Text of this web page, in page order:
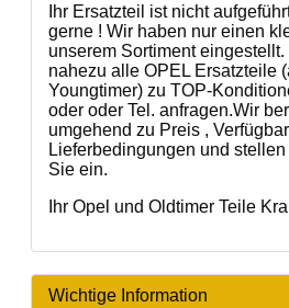
Ihr Ersatzteil ist nicht
gerne ! Wir haben nur einen
unserem Sortiment
nahezu alle OPEL Ersatzteile
Youngtimer) zu TOP-
oder oder Tel. anfragen.Wir
umgehend zu Preis ,
Lieferbedingungen und
Sie ein.
Ihr Opel und Oldtimer Teile
Wichtige Information